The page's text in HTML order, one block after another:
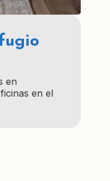
en
en el